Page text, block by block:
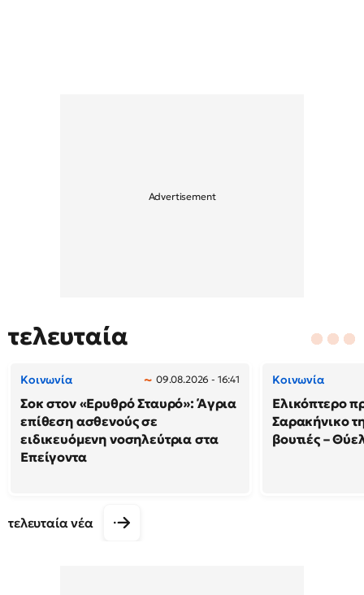
τελευταία
Κοινωνία 09.08.2026 - 16:41
Σοκ στον «Ερυθρό Σταυρό»: Άγρια
επίθεση ασθενούς σε
ειδικευόμενη νοσηλεύτρια στα
Επείγοντα
Κοινωνία
Ελικόπτερο
Σαρακήνικο
βουτιές –
τελευταία νέα